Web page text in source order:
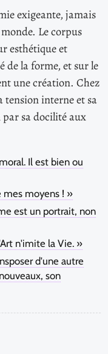
exigeante, jamais
Le corpus
esthétique et
de la forme, et sur le
une création. Chez
tension interne et sa
sa docilité aux
Il est bien ou
mes moyens ! »
est un portrait, non
n'imite la Vie. »
d'une autre
son